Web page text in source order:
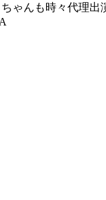
ゃんも時々代理出